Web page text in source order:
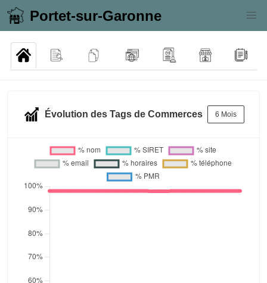
Portet-sur-Garonne
Évolution des Tags de Commerces 6 Mois